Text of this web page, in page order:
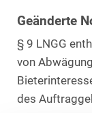
Geänderte
§ 9 LNGG
von
des